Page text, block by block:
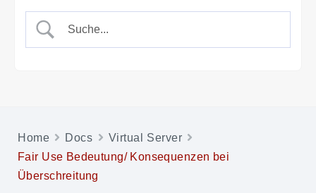
Home Docs
Virtual Server
Fair Use Bedeutung/ Konsequenzen bei
Überschreitung